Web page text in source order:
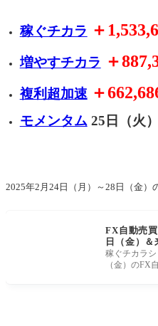
稼ぐチカラ ＋
増やすチカラ ＋
複利超加速 ＋
モメンタム 25日（火
2025年2月24日（月）～28日（金）
FX自動売
日（金）
稼ぐチカラシ
（金）のFX